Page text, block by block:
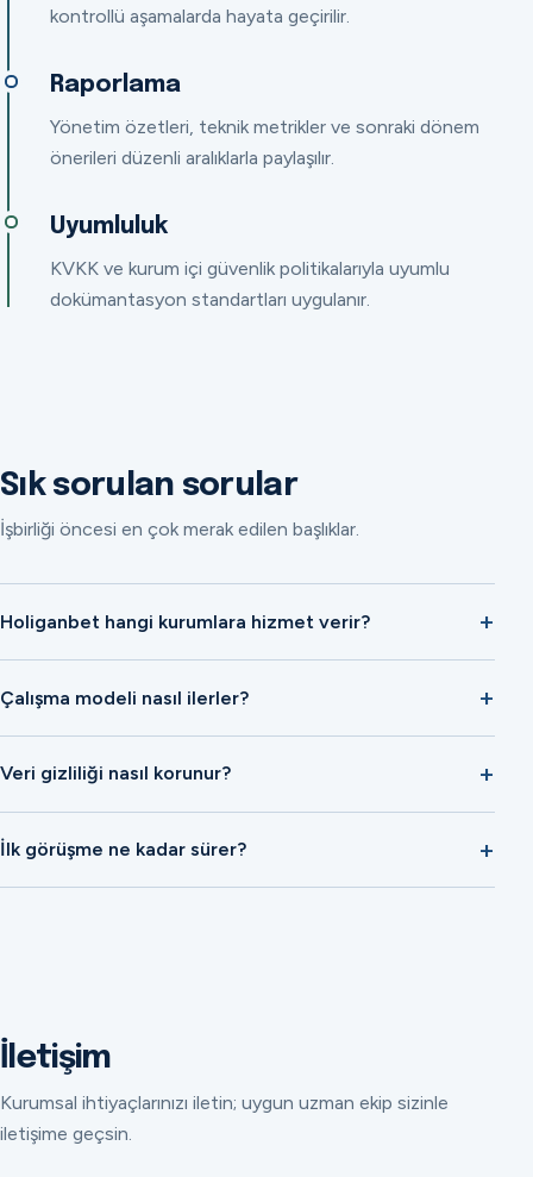
kontrollü aşamalarda hayata geçirilir.
Raporlama
Yönetim özetleri, teknik metrikler ve sonraki dönem
önerileri düzenli aralıklarla paylaşılır.
Uyumluluk
KVKK ve kurum içi güvenlik politikalarıyla uyumlu
dokümantasyon standartları uygulanır.
Sık sorulan sorular
İşbirliği öncesi en çok merak edilen başlıklar.
Holiganbet hangi kurumlara hizmet verir?
Çalışma modeli nasıl ilerler?
Veri gizliliği nasıl korunur?
İlk görüşme ne kadar sürer?
İletişim
Kurumsal ihtiyaçlarınızı iletin; uygun uzman ekip sizinle
iletişime geçsin.